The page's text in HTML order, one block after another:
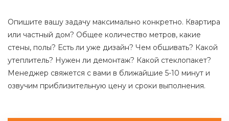
Опишите вашу задачу максимально конкретно. Квартира
или частный дом? Общее количество метров, какие
стены, полы? Есть ли уже дизайн? Чем обшивать? Какой
утеплитель? Нужен ли демонтаж? Какой стеклопакет?
Менеджер свяжется с вами в ближайшие 5-10 минут и
озвучим приблизительную цену и сроки выполнения.